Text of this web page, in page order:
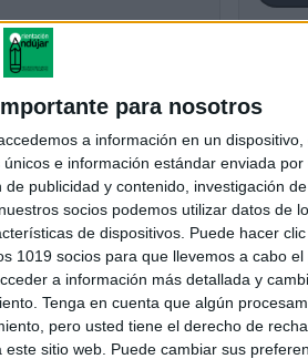
para nosotros
a información en un
e información estándar enviada por
publicidad y contenido, investigación
socios podemos utilizar datos de
de dispositivos. Puede hacer
1019 socios para que llevemos a cabo
a información más detallada y
Tenga en cuenta que algún
pero usted tiene el derecho de
sitio web. Puede cambiar sus
SIGUE